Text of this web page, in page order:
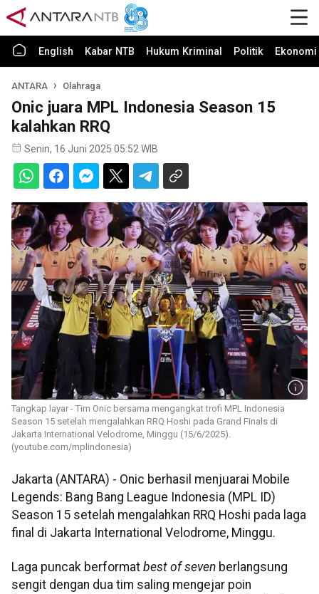
English Kabar NTB Hukum Kriminal Politik
ANTARA Olahraga
Onic juara MPL Indonesia Season 15
kalahkan RRQ
Senin, 16 Juni 2025 05:52 WIB
Tangkap layar - Tim Onic bersama mengangkat trofi MPL Indonesia
Season 15 setelah mengalahkan RRQ Hoshi pada Grand Finals di
Jakarta International Velodrome, Minggu (15/6/2025).
(youtube.com/mplindonesia)
Jakarta (ANTARA) - Onic berhasil menjuarai Mobile
Legends: Bang Bang League Indonesia (MPL ID)
Season 15 setelah mengalahkan RRQ Hoshi pada laga
final di Jakarta International Velodrome, Minggu.
Laga puncak berformat best of seven berlangsung
sengit dengan dua tim saling mengejar poin